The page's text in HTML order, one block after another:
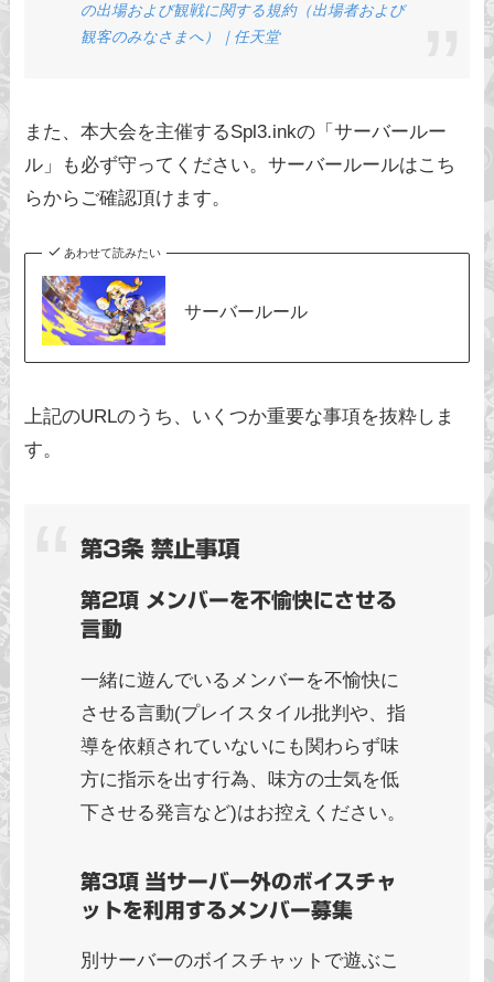
の出場および観戦に関する規約（出場者および
観客のみなさまへ）｜任天堂
また、本大会を主催するSpl3.inkの「サーバールー
ル」も必ず守ってください。サーバールールはこち
らからご確認頂けます。
あわせて読みたい
サーバールール
上記のURLのうち、いくつか重要な事項を抜粋しま
す。
第3条 禁止事項
第2項 メンバーを不愉快にさせる
言動
一緒に遊んでいるメンバーを不愉快に
させる言動(プレイスタイル批判や、指
導を依頼されていないにも関わらず味
方に指示を出す行為、味方の士気を低
下させる発言など)はお控えください。
第3項 当サーバー外のボイスチャ
ットを利用するメンバー募集
別サーバーのボイスチャットで遊ぶこ